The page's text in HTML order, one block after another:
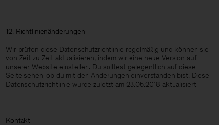
12. Richtlinienänderungen
Wir prüfen diese Datenschutzrichtlinie regelmäßig und können sie
von Zeit zu Zeit aktualisieren, indem wir eine neue Version auf
unserer Website einstellen. Du solltest gelegentlich auf diese
Seite sehen, ob du mit den Änderungen einverstanden bist. Diese
Datenschutzrichtlinie wurde zuletzt am 23.05.2018 aktualisiert.
Kontakt